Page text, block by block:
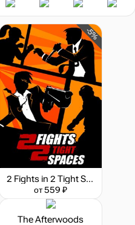
-5%
2 Fights in 2 Tight Spaces
от 559 ₽
The Afterwoods